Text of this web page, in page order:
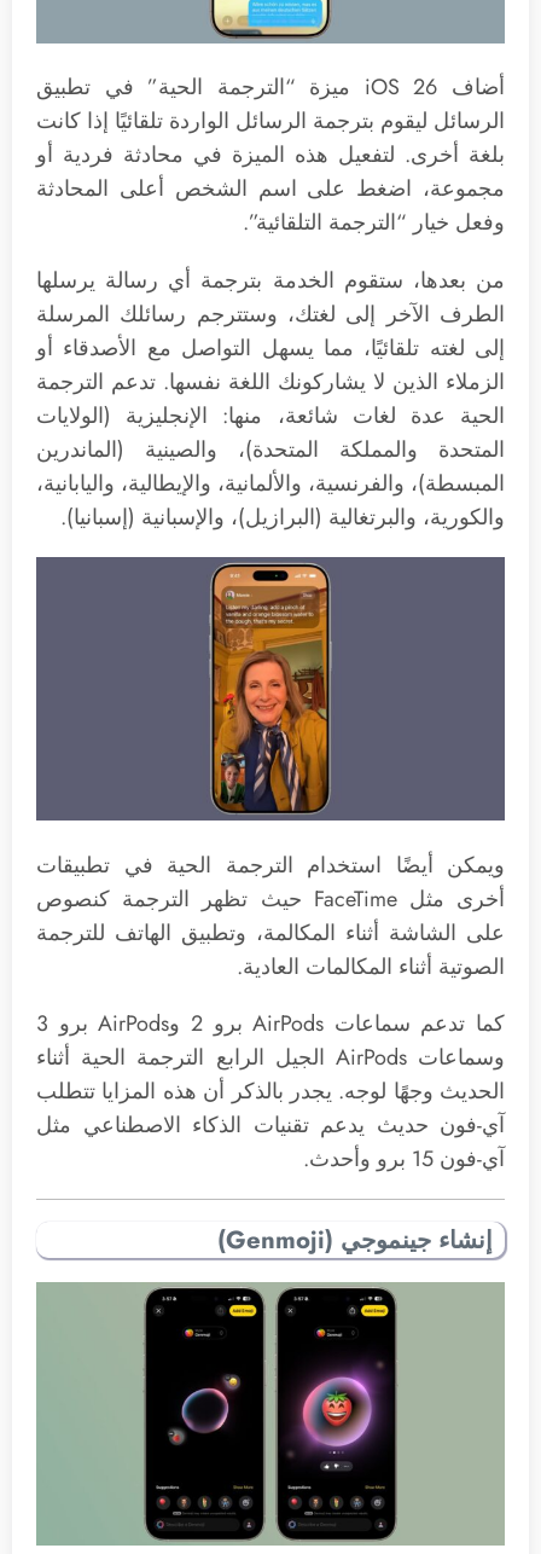
أضاف iOS 26 ميزة “الترجمة الحية” في تطبيق
الرسائل ليقوم بترجمة الرسائل الواردة تلقائيًا إذا كانت
بلغة أخرى. لتفعيل هذه الميزة في محادثة فردية أو
مجموعة، اضغط على اسم الشخص أعلى المحادثة
وفعل خيار “الترجمة التلقائية”.
من بعدها، ستقوم الخدمة بترجمة أي رسالة يرسلها
الطرف الآخر إلى لغتك، وستترجم رسائلك المرسلة
إلى لغته تلقائيًا، مما يسهل التواصل مع الأصدقاء أو
الزملاء الذين لا يشاركونك اللغة نفسها. تدعم الترجمة
الحية عدة لغات شائعة، منها: الإنجليزية (الولايات
المتحدة والمملكة المتحدة)، والصينية (الماندرين
المبسطة)، والفرنسية، والألمانية، والإيطالية، واليابانية،
والكورية، والبرتغالية (البرازيل)، والإسبانية (إسبانيا).
ويمكن أيضًا استخدام الترجمة الحية في تطبيقات
أخرى مثل FaceTime حيث تظهر الترجمة كنصوص
على الشاشة أثناء المكالمة، وتطبيق الهاتف للترجمة
الصوتية أثناء المكالمات العادية.
كما تدعم سماعات AirPods برو 2 وAirPods برو 3
وسماعات AirPods الجيل الرابع الترجمة الحية أثناء
الحديث وجهًا لوجه. يجدر بالذكر أن هذه المزايا تتطلب
آي-فون حديث يدعم تقنيات الذكاء الاصطناعي مثل
آي-فون 15 برو وأحدث.
إنشاء جينموجي (Genmoji)